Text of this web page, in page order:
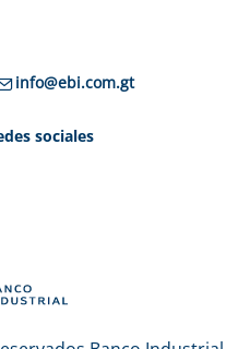
info@ebi.com.gt
sociales